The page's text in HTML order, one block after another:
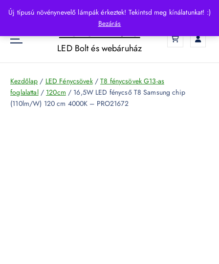
Új típusú növénynevelő lámpák érkeztek! Tekintsd meg kínálatunkat! :)
Bezárás
p
o
HelloLED.hu
LED Bolt és webáruház
Kezdőlap / LED Fénycsövek/T8 fénycsövek G13-as
foglalattal/ 120cm / 16,5W LED fénycső T8 Samsung chip
(110lm/W) 120 cm 4000K – PRO21672